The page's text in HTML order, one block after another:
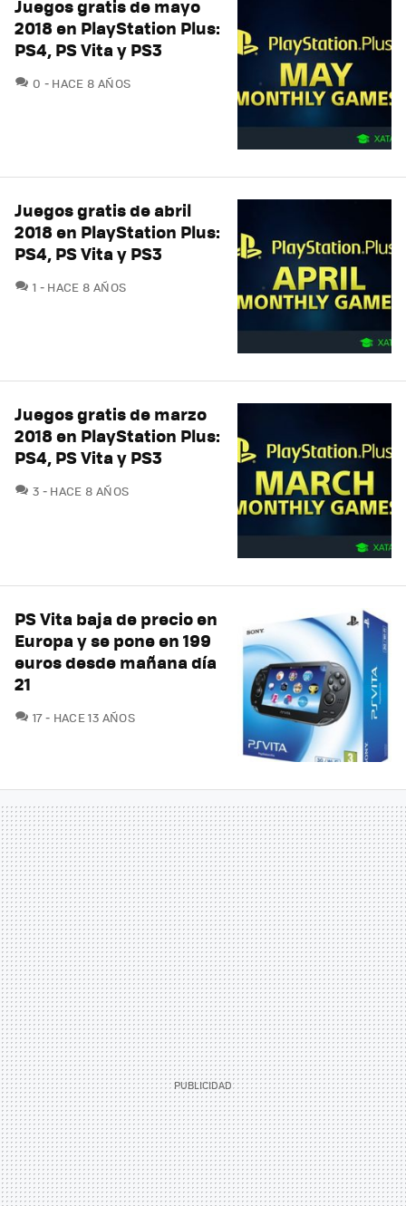
Juegos gratis de mayo
2018 en PlayStation Plus:
PS4, PS Vita y PS3
0 COMENTARIOS
HACE 8 AÑOS
Juegos gratis de abril
2018 en PlayStation Plus:
PS4, PS Vita y PS3
1 COMENTARIOS
HACE 8 AÑOS
Juegos gratis de marzo
2018 en PlayStation Plus:
PS4, PS Vita y PS3
3 COMENTARIOS
HACE 8 AÑOS
PS Vita baja de precio en
Europa y se pone en 199
euros desde mañana día
21
17COMENTARIOS
HACE 13 AÑOS